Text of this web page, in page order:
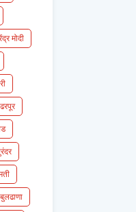
मोदी
बुलढाणा